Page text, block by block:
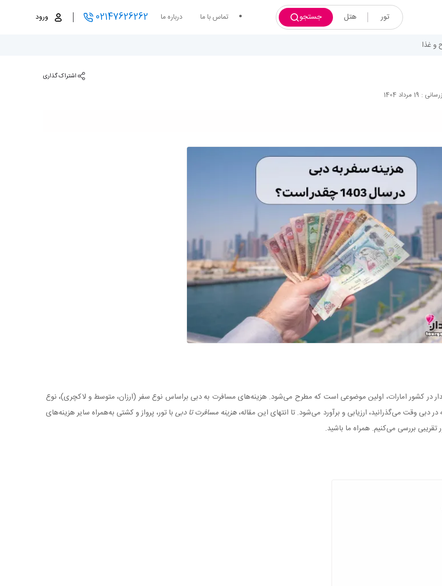
تور هتل جستجو تماس با ما درباره ما 02147626262 ورود
و غذا
اشتراک گذاری
19 مرداد 1404
در کشور امارات، اولین موضوعی است که مطرح می‌شود. هزینه‌های مسافرت به دبی براساس نوع سفر (ارزان، متوسط و لاکچری)، نوع
وقت می‌گذرانید، ارزیابی و برآورد می‌شود. تا انتهای این مقاله،هزینه مسافرت تا دبیبا تور، پرواز و کشتی به‌همراه سایر هزینه‌های
تقریبی بررسی می‌کنیم. همراه ما باشید.